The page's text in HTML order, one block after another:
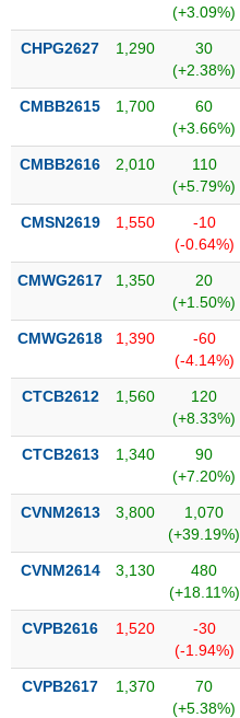
(+3.09%)
CHPG2627 1,290
30
(+2.38%)
CMBB2615 1,700
60
(+3.66%)
CMBB2616 2,010
110
(+5.79%)
CMSN2619 1,550
-10
(-0.64%)
CMWG2617 1,350
20
(+1.50%)
CMWG2618 1,390
-60
(-4.14%)
CTCB2612 1,560
120
(+8.33%)
CTCB2613 1,340
90
(+7.20%)
CVNM2613 3,800
1,070
(+39.19%)
CVNM2614 3,130
480
(+18.11%)
CVPB2616 1,520
-30
(-1.94%)
CVPB2617 1,370
70
(+5.38%)
TÀI
CÔNG
THÔNG
VỤ
TRUYỀN
ÍCH
BẤT
ĐỘNG